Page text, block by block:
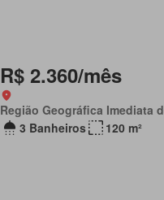
R$ 2.360/mês
Região Geográfica Imediata
3 Banheiros
120 m²